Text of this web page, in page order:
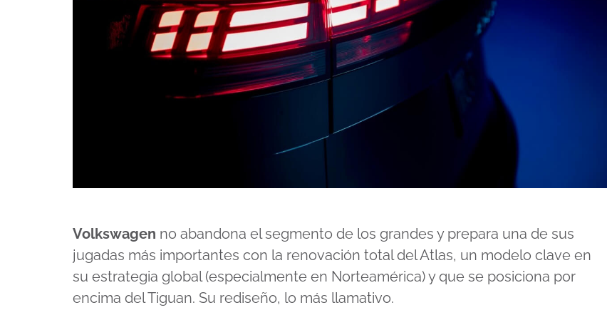
Volkswagen no abandona el segmento de los grandes y prepara una de sus
jugadas más importantes con la renovación total del Atlas, un modelo clave en
su estrategia global (especialmente en Norteamérica) y que se posiciona por
encima del Tiguan. Su rediseño, lo más llamativo.